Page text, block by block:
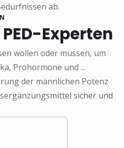
ab.
Experten
wollen oder müssen, um
Prohormone und ...
der männlichen Potenz
sicher und